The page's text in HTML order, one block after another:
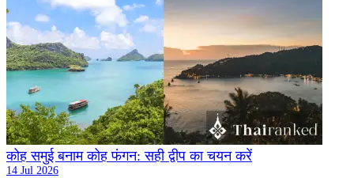
कोह समुई बनाम कोह फंगन: सही द्वीप का चयन करें
14 Jul 2026